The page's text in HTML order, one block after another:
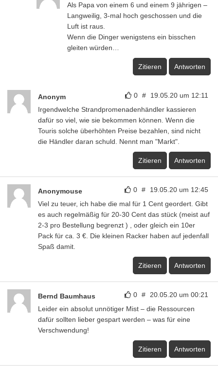
Als Papa von einem 6 und einem 9 jährigen –
Langweilig, 3-mal hoch geschossen und die
Luft ist raus.
Wenn die Dinger wenigstens ein bisschen
gleiten würden…
Zitieren Antworten
0 # 19.05.20 um 12:11
Anonym
Irgendwelche Strandpromenadenhändler kassieren
dafür so viel, wie sie bekommen können. Wenn die
Touris solche überhöhten Preise bezahlen, sind nicht
die Händler daran schuld. Nennt man "Markt".
Zitieren Antworten
0 # 19.05.20 um 12:45
Anonymouse
Viel zu teuer, ich habe die mal für 1 Cent geordert. Gibt
es auch regelmäßig für 20-30 Cent das stück (meist auf
2-3 pro Bestellung begrenzt ) , oder gleich ein 10er
Pack für ca. 3 €. Die kleinen Racker haben auf jedenfall
Spaß damit.
Zitieren Antworten
0 # 20.05.20 um 00:21
Bernd Baumhaus
Leider ein absolut unnötiger Mist – die Ressourcen
dafür sollten lieber gespart werden – was für eine
Verschwendung!
Zitieren Antworten